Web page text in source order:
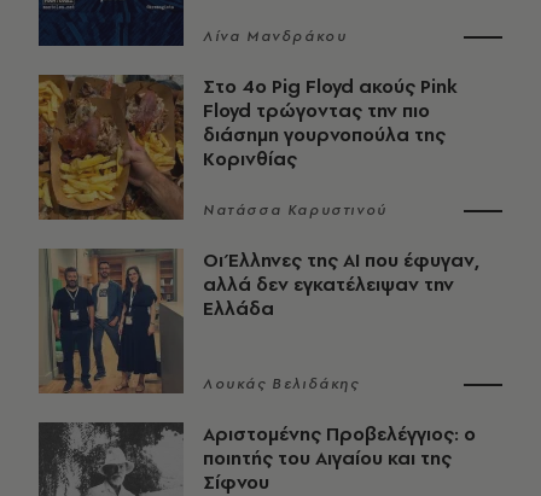
Λίνα Μανδράκου
Στο 4ο Pig Floyd ακούς Pink
Floyd τρώγοντας την πιο
διάσημη γουρνοπούλα της
Κορινθίας
Νατάσσα Καρυστινού
Οι Έλληνες της ΑΙ που έφυγαν,
αλλά δεν εγκατέλειψαν την
Ελλάδα
Λουκάς Βελιδάκης
Αριστομένης Προβελέγγιος: ο
ποιητής του Αιγαίου και της
Σίφνου